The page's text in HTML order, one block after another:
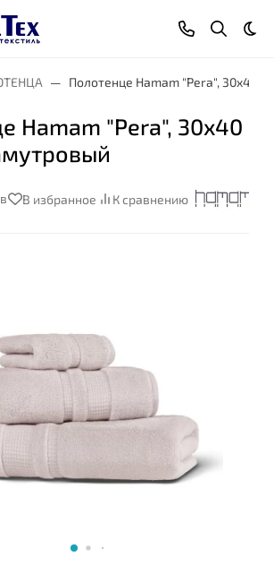
Полотенце Hamam "Pera", 30x40
Hamam "Pera", 30x40
В избранное К сравнению